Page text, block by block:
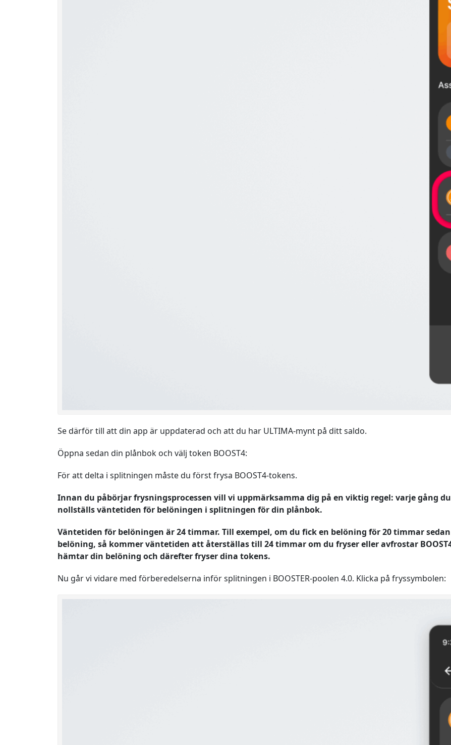
Se därför till att din app är uppdaterad och att du har ULTIMA-mynt på ditt saldo.
Öppna sedan din plånbok och välj token BOOST4:
För att delta i splitningen måste du först frysa BOOST4-tokens.
Innan du påbörjar frysningsprocessen vill vi uppmärksamma dig på en viktig regel: varje gång
nollställs väntetiden för belöningen i splitningen för din plånbok.
Väntetiden för belöningen är 24 timmar. Till exempel, om du fick en belöning för 20 timmar
belöning, så kommer väntetiden att återställas till 24 timmar om du fryser eller avfrostar
hämtar din belöning och därefter fryser dina tokens.
Nu går vi vidare med förberedelserna inför splitningen i BOOSTER-poolen 4.0. Klicka på fryssymbolen: